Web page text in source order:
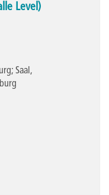
Level)
Saal,